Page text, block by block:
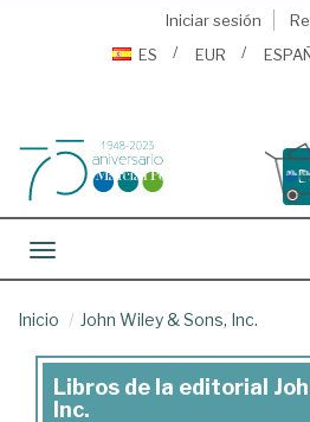
Iniciar sesión
ES
EUR
Toggle navigation
Inicio John Wiley & Sons, Inc.
Libros
Libros de la editorial
Inc.